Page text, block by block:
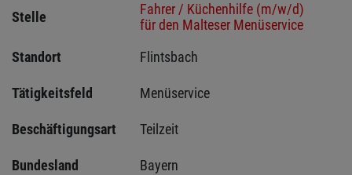
Stelle
Fahrer / Küchenhilfe (m/w/d)
für den Malteser Menüservice
Standort
Flintsbach
Tätigkeitsfeld Menüservice
Beschäftigungsart Teilzeit
Bundesland Bayern